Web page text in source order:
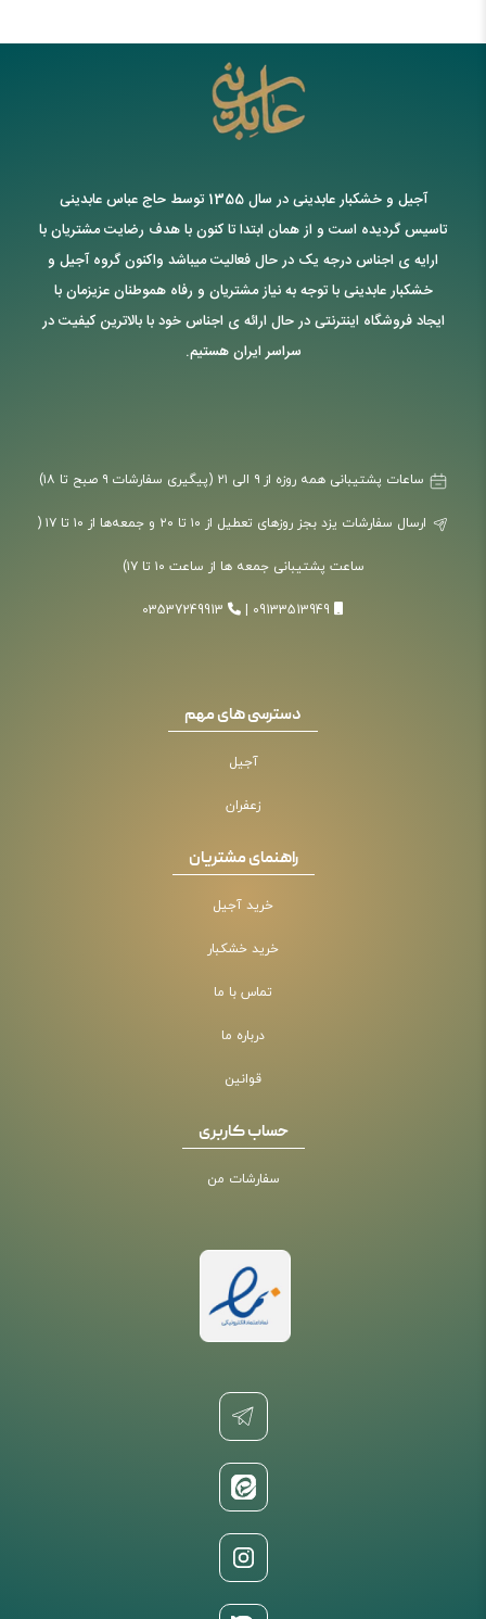
آجیل و خشکبار عابدینی در سال 1355 توسط حاج عباس عابدینی
تاسیس گردیده است و از همان ابتدا تا کنون با هدف رضایت مشتریان با
ارایه ی اجناس درجه یک در حال فعالیت میباشد واکنون گروه آجیل و
خشکبار عابدینی با توجه به نیاز مشتریان و رفاه هموطنان عزیزمان با
ایجاد فروشگاه اینترنتی در حال ارائه ی اجناس خود با بالاترین کیفیت در
سراسر ایران هستیم.
ارسال سفارشات یزد بجز روزهای تعطیل از ۱۰ تا ۲۰ و جمعه‌ها از ۱۰ تا ۱۷ (
ساعت پشتیبانی جمعه ها از ساعت ۱۰ تا ۱۷)
09133513949
03537249913
دسترسی های مهم
آجیل
زعفران
راهنمای مشتریان
خرید آجیل
خرید خشکبار
تماس با ما
درباره ما
قوانین
حساب کاربری
سفارشات من